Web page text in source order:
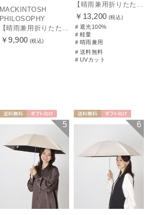
MACKINTOSH
PHILOSOPHY
【晴雨兼用折りたたみ日傘】マッキントッシュ フィロソフィー(MACKINTOSH PHILOSOPHY) バーブレラ サンプロテクトシリーズ（SUNPROTECT）無地 軽量 遮熱 遮光100 55
￥9,900 (税込)
【晴雨兼用折りたたみ日傘】マッキントッシュ フィロソフィー (MACKINTOSH PHILOSOPHY)コーギー 雨の日OK 軽量 遮光100％ 遮熱 UV
￥13,200 (税込)
＃遮光100%
＃軽量
＃晴雨兼用
＃送料無料
＃UVカット
ギフト向け
5
ギフト向け
6